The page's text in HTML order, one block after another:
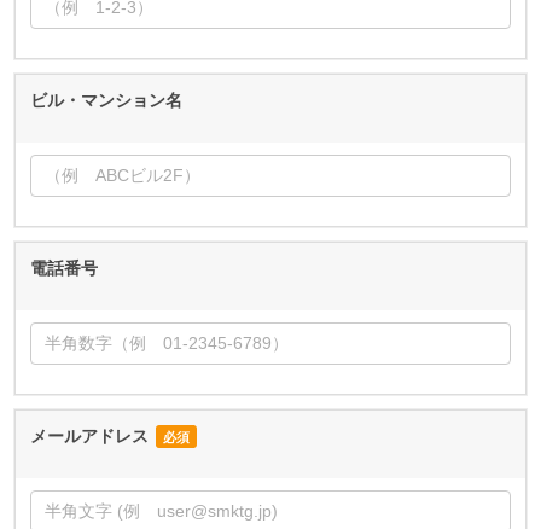
ビル・マンション名
電話番号
メールアドレス 必須